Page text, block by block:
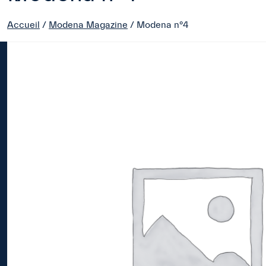
Accueil / Modena Magazine / Modena n°4